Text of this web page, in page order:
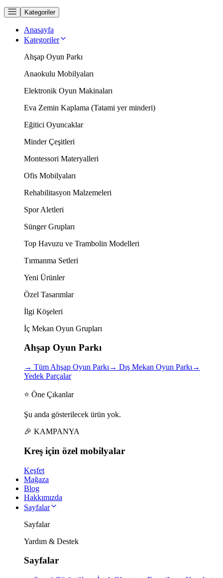
Kategoriler
Anasayfa
Kategoriler
Ahşap Oyun Parkı
Anaokulu Mobilyaları
Elektronik Oyun Makinaları
Eva Zemin Kaplama (Tatami yer minderi)
Eğitici Oyuncaklar
Minder Çeşitleri
Montessori Materyalleri
Ofis Mobilyaları
Rehabilitasyon Malzemeleri
Spor Aletleri
Sünger Grupları
Top Havuzu ve Trambolin Modelleri
Tırmanma Setleri
Yeni Ürünler
Özel Tasarımlar
İlgi Köşeleri
İç Mekan Oyun Grupları
Ahşap Oyun Parkı
→ Tüm Ahşap Oyun Parkı → Dış Mekan Oyun Parkı →
Yedek Parçalar
⭐ Öne Çıkanlar
Şu anda gösterilecek ürün yok.
🎉 KAMPANYA
Kreş için özel mobilyalar
Keşfet
Mağaza
Blog
Hakkımızda
Sayfalar
Sayfalar
Yardım & Destek
Sayfalar